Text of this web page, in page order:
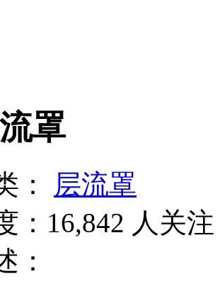
罩
： 层流罩
：16,842 人关注
：